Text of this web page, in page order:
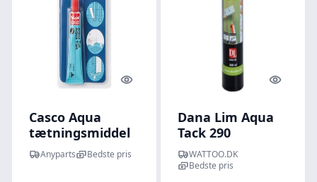
Quick look
Casco Aqua
tætningsmiddel
40ml - 1671237
Anyparts Bedste pris
Quick
Dana Lim Aqua
Tack 290
montagelim,
hvid, 300 ml
WATTOO.DK
Bedste pris